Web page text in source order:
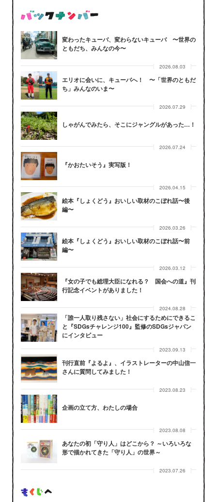
変わったキューバ、変わらないキューバ 〜世界の
ともだち、みんなの今〜
2026.08.03
エリオに会いに、キューバへ！ 〜「世界のともだ
ち」みんなのいま〜
2026.07.29
しゃがんでみたら、そこにジャングルがあった…！
2026.07.24
『かおたいそう』実写版！
2026.04.15
絵本『しょくどう』おいしい取材のこぼれ話〜後
編〜
2026.03.26
絵本『しょくどう』おいしい取材のこぼれ話〜前
編〜
2026.03.12
『女の子でも総理大臣になれる？ 国会への道』刊
行記念イベントがありました！
2024.08.28
「誰一人取り残さない」社会にするためにできるこ
と『SDGsチャレンジ100』監修のSDGsジャパン
にインタビュー
2023.09.13
刊行直前『よるよ』、イラストレーターの中山信一
さんに質問してみました！
2023.08.23
企画の立て方、わたしの場合
2023.08.08
あなたの初「守り人」はどこから？ ～いろいろな
形で描かれてきた「守り人」の世界～
2023.07.26